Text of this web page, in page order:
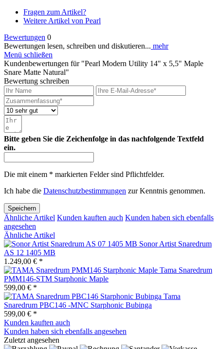
Fragen zum Artikel?
Weitere Artikel von Pearl
Bewertungen 0
Bewertungen lesen, schreiben und diskutieren... mehr
Menü schließen
Kundenbewertungen für "Pearl Modern Utility 14" x 5,5" Maple
Snare Matte Natural"
Bewertung schreiben
Bitte geben Sie die Zeichenfolge in das nachfolgende Textfeld
ein.
Die mit einem * markierten Felder sind Pflichtfelder.
Ich habe die Datenschutzbestimmungen zur Kenntnis genommen.
Speichern
Ähnliche Artikel Kunden kauften auch Kunden haben sich ebenfalls
angesehen
Ähnliche Artikel
Sonor Artist Snaredrum
AS 12 1405 MB
1.249,00 € *
Tama Snaredrum
PMM146-STM Starphonic Maple
599,00 € *
Tama
Snaredrum PBC146 -MNC Starphonic Bubinga
599,00 € *
Kunden kauften auch
Kunden haben sich ebenfalls angesehen
Zuletzt angesehen